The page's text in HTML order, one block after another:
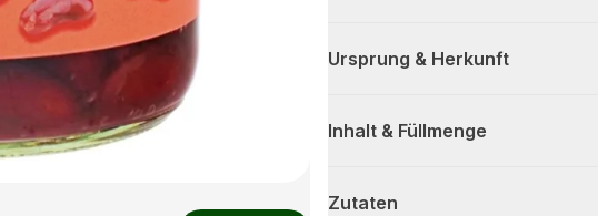
Ursprung & Herkunft
Inhalt & Füllmenge
Zutaten